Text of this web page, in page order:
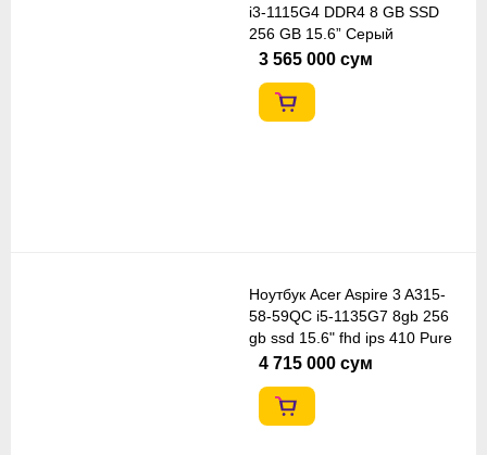
i3-1115G4 DDR4 8 GB SSD
256 GB 15.6” Серый
3 565 000 сум
Ноутбук Acer Aspire 3 A315-
58-59QC i5-1135G7 8gb 256
gb ssd 15.6" fhd ips 410 Pure
silver
4 715 000 сум